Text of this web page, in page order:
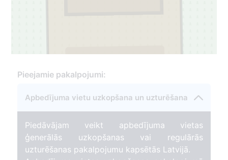
93
3
Pieejamie pakalpojumi:
Apbedījuma vietu uzkopšana un uzturēšana
Piedāvājam veikt apbedījuma vietas
ģenerālās uzkopšanas vai regulārās
uzturēšanas pakalpojumu kapsētās Latvijā.